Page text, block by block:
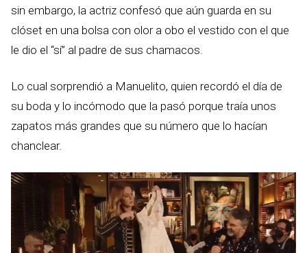
sin embargo, la actriz confesó que aún guarda en su
clóset en una bolsa con olor a obo el vestido con el que
le dio el “sí” al padre de sus chamacos.
Lo cual sorprendió a Manuelito, quien recordó el día de
su boda y lo incómodo que la pasó porque traía unos
zapatos más grandes que su número que lo hacían
chanclear.